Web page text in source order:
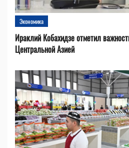
Экономика
Ираклий Кобахидзе отметил
Центральной Азией